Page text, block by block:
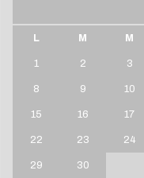
L M M
1 2 3
8 9 10
15 16 17
22 23 24
29 30